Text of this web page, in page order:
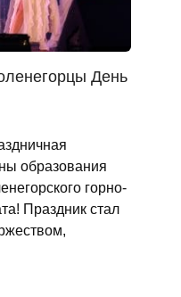
День
образования
горно-
Праздник стал